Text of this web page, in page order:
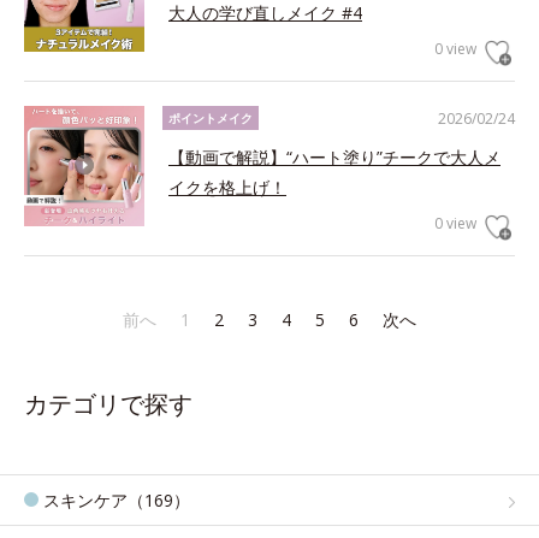
大人の学び直しメイク #4
0 view
2026/02/24
ポイントメイク
【動画で解説】“ハート塗り”チークで大人メ
イクを格上げ！
0 view
前へ 1 2 3 4 5 6 次へ
カテゴリで探す
スキンケア（169）